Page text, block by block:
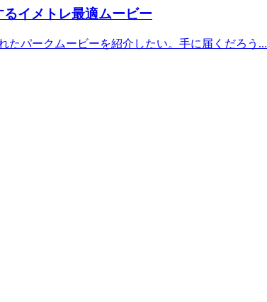
イメトレ最適ムービー
たパークムービーを紹介したい。手に届くだろう...